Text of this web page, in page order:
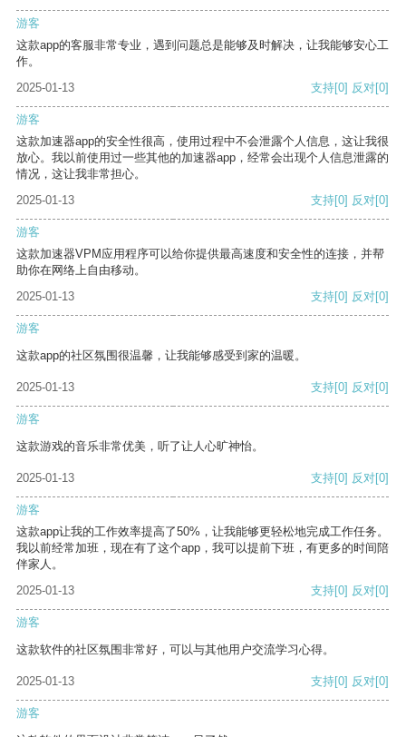
游客
这款app的客服非常专业，遇到问题总是能够及时解决，让我能够安心工
作。
2025-01-13
支持[0] 反对[0]
游客
这款加速器app的安全性很高，使用过程中不会泄露个人信息，这让我很
放心。我以前使用过一些其他的加速器app，经常会出现个人信息泄露的
情况，这让我非常担心。
2025-01-13
支持[0] 反对[0]
游客
这款加速器VPM应用程序可以给你提供最高速度和安全性的连接，并帮
助你在网络上自由移动。
2025-01-13
支持[0] 反对[0]
游客
这款app的社区氛围很温馨，让我能够感受到家的温暖。
2025-01-13 支持[0] 反对[0]
游客
这款游戏的音乐非常优美，听了让人心旷神怡。
2025-01-13 支持[0] 反对[0]
游客
这款app让我的工作效率提高了50%，让我能够更轻松地完成工作任务。
我以前经常加班，现在有了这个app，我可以提前下班，有更多的时间陪
伴家人。
2025-01-13
支持[0] 反对[0]
游客
这款软件的社区氛围非常好，可以与其他用户交流学习心得。
2025-01-13 支持[0] 反对[0]
游客